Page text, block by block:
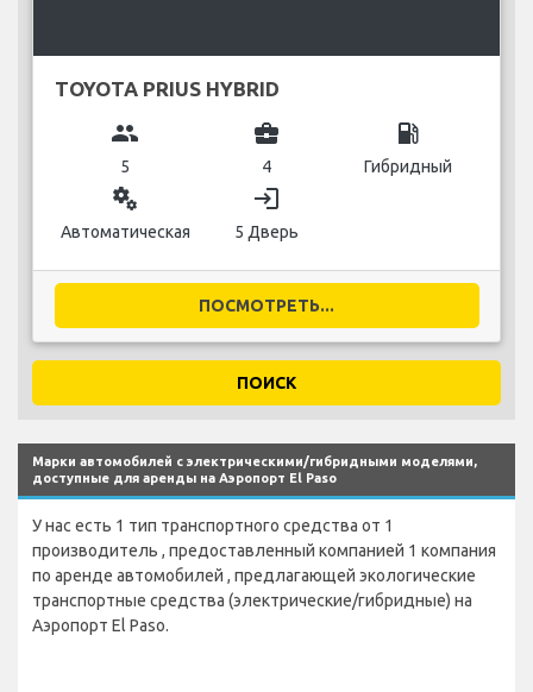
TOYOTA PRIUS HYBRID
group
5
business_center
4
local_gas_station
Гибридный
miscellaneous_services
Автоматическая
login
5 Дверь
ПОСМОТРЕТЬ...
ПОИСК
Марки автомобилей с электрическими/гибридными моделями,
доступные для аренды на Аэропорт El Paso
У нас есть 1 тип транспортного средства от 1
производитель , предоставленный компанией 1 компания
по аренде автомобилей , предлагающей экологические
транспортные средства (электрические/гибридные) на
Аэропорт El Paso.